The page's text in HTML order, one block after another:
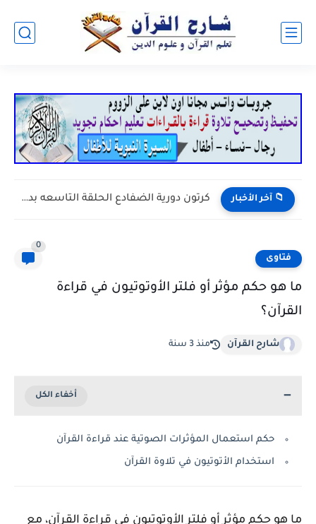
📁 آخر الأخبار كرتون دورية الضفادع الحلقة التاسعه بدون موسيقى
فتاوى
0
ما هو حكم مؤثر أو فلتر الأوتوتيون في قراءة
القرآن؟
شارح القرآن منذ 3 سنة
حكم استعمال المؤثرات الصوتية عند قراءة القرآن
استخدام الأتوتيون في تلاوة القرآن
ما هو حكم مؤثر أو فلتر الأوتوتيون في قراءة القرآن، مع